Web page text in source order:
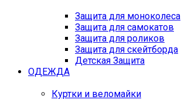
Защита для моноколеса
Защита для самокатов
Защита для роликов
Защита для скейтборда
Детская Защита
ОДЕЖДА
Куртки и веломайки